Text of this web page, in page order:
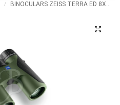
/ BINOCULARS ZEISS TERRA ED 8X32 – Green Color